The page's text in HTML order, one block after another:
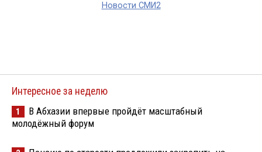
Новости СМИ2
Интересное за неделю
1
В Абхазии впервые пройдёт масштабный
молодёжный форум